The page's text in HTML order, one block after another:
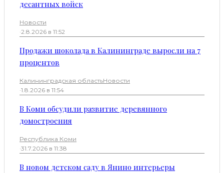
десантных войск
Новости
·2.8.2026 в 11:52
Продажи шоколада в Калининграде выросли на 7
процентов
Калининградская областьНовости
·1.8.2026 в 11:54
В Коми обсудили развитие деревянного
домостроения
Республика Коми
·31.7.2026 в 11:38
В новом детском саду в Янино интерьеры